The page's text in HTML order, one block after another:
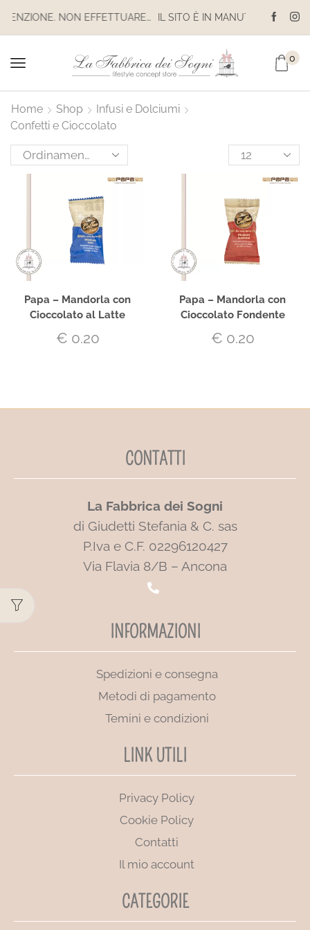
IL SITO È IN MANUTENZIONE. NON EFFETTUARE ACQUISTI. LE SPEDIZIONI SONO SOSPESE
0
Home Shop
Infusi e Dolciumi
Confetti e Cioccolato
Papa – Mandorla con
Cioccolato al Latte
€ 0.20
Papa – Mandorla con
Cioccolato Fondente
€ 0.20
CONTATTI
La Fabbrica dei Sogni
di Giudetti Stefania & C. sas
P.Iva e C.F. 02296120427
Via Flavia 8/B – Ancona
INFORMAZIONI
Spedizioni e consegna
Metodi di pagamento
Temini e condizioni
LINK UTILI
Privacy Policy
Cookie Policy
Contatti
Il mio account
CATEGORIE